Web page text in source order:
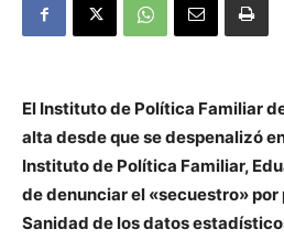
El Instituto de Política Familiar
alta desde que se despenalizó
Instituto de Política Familiar,
de denunciar el «secuestro»
Sanidad de los datos